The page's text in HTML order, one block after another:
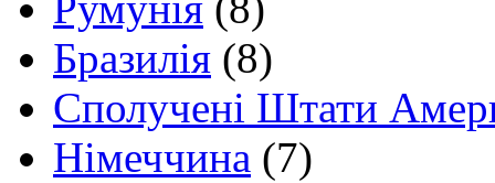
Бразилія (8)
Сполучені Штати
Німеччина (7)